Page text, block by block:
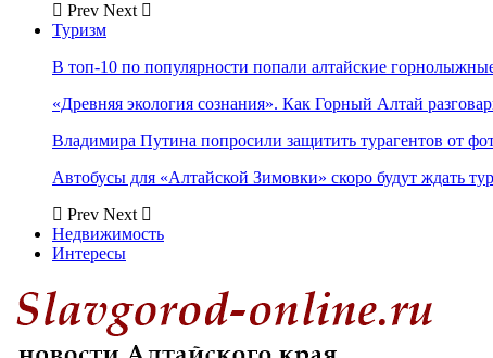
Prev Next
Туризм
В топ-10 по популярности попали алтайские
«Древняя экология сознания». Как Горный Алтай
Владимира Путина попросили защитить турагентов от
Автобусы для «Алтайской Зимовки» скоро будут ждать
Prev Next
Недвижимость
Интересы